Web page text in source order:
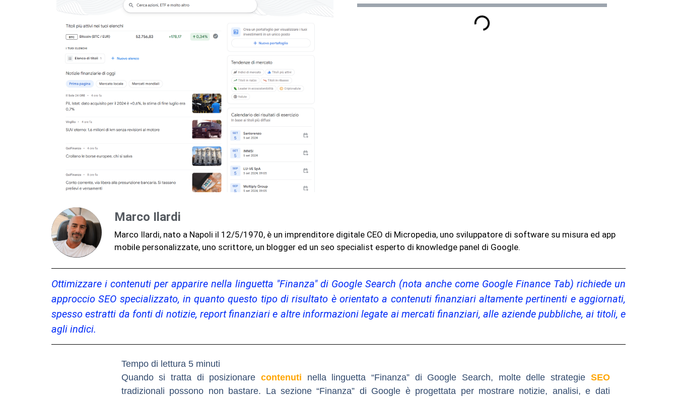
Marco Ilardi
Marco Ilardi, nato a Napoli il 12/5/1970, è un imprenditore digitale CEO di Micropedia, uno sviluppatore di software su misura ed app
mobile personalizzate, uno scrittore, un blogger ed un seo specialist esperto di knowledge panel di Google.
Ottimizzare i contenuti per apparire nella linguetta "Finanza" di Google Search (nota anche come Google Finance Tab) richiede un
approccio SEO specializzato, in quanto questo tipo di risultato è orientato a contenuti finanziari altamente pertinenti e aggiornati,
spesso estratti da fonti di notizie, report finanziari e altre informazioni legate ai mercati finanziari, alle aziende pubbliche, ai titoli, e
agli indici.
Quando si tratta di posizionarecontenuti nella linguetta “Finanza” di Google Search, molte delle strategie SEO
tradizionali possono non bastare. La sezione “Finanza” di Google è progettata per mostrare notizie, analisi, e dati